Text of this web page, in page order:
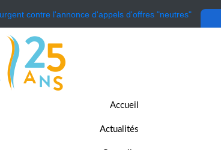
contre l'annonce d'appels d'offres "neutres"
Accueil
Actualités